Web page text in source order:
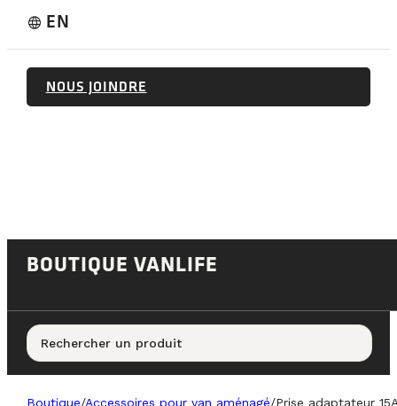
language EN
NOUS JOINDRE
BOUTIQUE VANLIFE
Rechercher un produit
Boutique/Accessoires pour van aménagé/Prise adaptateur